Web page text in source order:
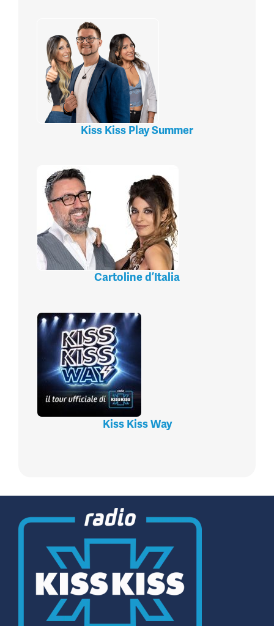
Kiss Kiss Play Summer
Cartoline d’Italia
Kiss Kiss Way